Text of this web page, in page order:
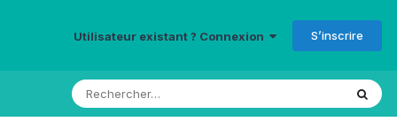
Utilisateur existant ? Connexion S’inscrire